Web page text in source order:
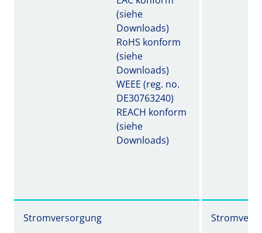
(siehe
Downloads)
RoHS konform
(siehe
Downloads)
WEEE (reg. no.
DE30763240)
REACH konform
(siehe
Downloads)
Stromversorgung